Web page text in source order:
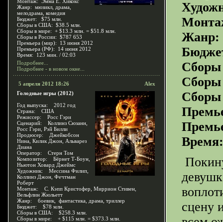
Жанр: мюзикл, драма,
мелодрама, комедия
Бюджет: $75 млн.
Сборы в США: $38.5 млн.
Сборы в мире: + $13.3 млн. = $51.8 млн.
Сборы в России: $787 653
Премьера (мир): 13 июня 2012
Премьера (РФ): 14 июня 2012
Время: 123 мин. / 02:03
Подробнее...
Подробнее - в новом окне...
5 апреля 2012 18:26
Alex
Голодные игры (2012)
Год выпуска: 2012 год
Страна: США
Режиссер: Росс Гэри
Сценарий: Коллинз Сюзанн,
Росс Гэри, Рэй Билли
Продюсер: Джейкобсон
Нина, Килик Джон, Альварез
Диана
Оператор: Стерн Том
Композитор: Бёрнет Т-Боун,
Ньютон Ховард Джеймс
Художник: Мессина Филип,
Коллинз Джон, Фечтман
Роберт
Монтаж: С. Кэпп Кристофер, Миррион Стивен,
Вельфлин Жюльетт
Жанр: боевик, фантастика, драма, триллер
Бюджет: $78 млн.
Сборы в США: $258.3 млн.
Сборы в мире: + $115 млн. = $373.3 млн.
Жанр:
Сборы
Сборы
сцену